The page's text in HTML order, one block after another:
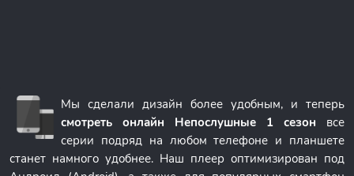
Мы сделали дизайн более удобным, и теперь
смотреть онлайн Непослушные 1 сезон все
серии подряд на любом телефоне и планшете
станет намного удобнее. Наш плеер оптимизирован под